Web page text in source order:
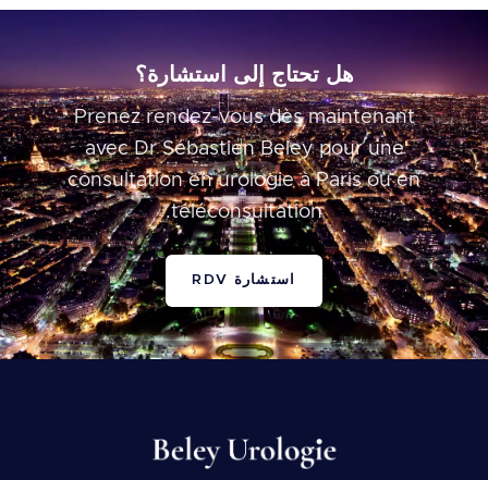
هل تحتاج إلى استشارة؟
Prenez rendez-vous dès maintenant
avec Dr Sébastien Beley pour une
consultation en urologie à Paris ou en
téléconsultation.
استشارة RDV